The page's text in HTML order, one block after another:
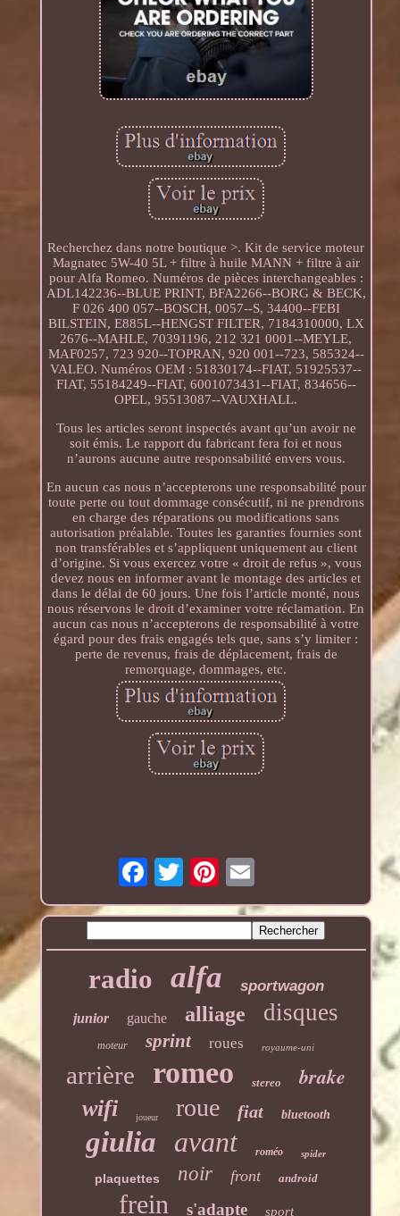
Recherchez dans notre boutique >. Kit de service moteur
Magnatec 5W-40 5L + filtre à huile MANN + filtre à air
pour Alfa Romeo. Numéros de pièces interchangeables :
ADL142236--BLUE PRINT, BFA2266--BORG & BECK,
F 026 400 057--BOSCH, 0057--S, 34400--FEBI
BILSTEIN, E885L--HENGST FILTER, 7184310000, LX
2676--MAHLE, 70391196, 212 321 0001--MEYLE,
MAF0257, 723 920--TOPRAN, 920 001--723, 585324--
VALEO. Numéros OEM : 51830174--FIAT, 51925537--
FIAT, 55184249--FIAT, 6001073431--FIAT, 834656--
OPEL, 95513087--VAUXHALL.
Tous les articles seront inspectés avant qu’un avoir ne
soit émis. Le rapport du fabricant fera foi et nous
n’aurons aucune autre responsabilité envers vous.
En aucun cas nous n’accepterons une responsabilité pour
toute perte ou tout dommage consécutif, ni ne prendrons
en charge des réparations ou modifications sans
autorisation préalable. Toutes les garanties fournies sont
non transférables et s’appliquent uniquement au client
d’origine. Si vous exercez votre « droit de refus », vous
devez nous en informer avant le montage des articles et
dans le délai de 60 jours. Une fois l’article monté, nous
nous réservons le droit d’examiner votre réclamation. En
aucun cas nous n’accepterons de responsabilité à votre
égard pour des frais engagés tels que, sans s’y limiter :
perte de revenus, frais de déplacement, frais de
remorquage, dommages, etc.
radio alfa sportwagon
junior gauche alliage disques
moteur sprint roues royaume-uni
arrière romeo stereo brake
wifi joueur roue fiat bluetooth
giulia avant roméo spider
plaquettes noir front android
frein s'adapte sport